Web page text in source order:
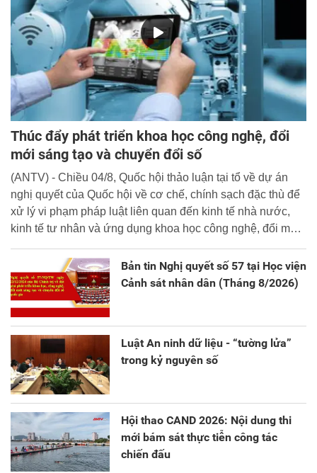
Thúc đẩy phát triển khoa học công nghệ, đổi
mới sáng tạo và chuyển đổi số
(ANTV) - Chiều 04/8, Quốc hội thảo luận tại tổ về dự án
nghị quyết của Quốc hội về cơ chế, chính sạch đặc thù để
xử lý vi phạm pháp luật liên quan đến kinh tế nhà nước,
kinh tế tư nhân và ứng dụng khoa học công nghệ, đổi mới
Bản tin Nghị quyết số 57 tại Học viện
Cảnh sát nhân dân (Tháng 8/2026)
Luật An ninh dữ liệu - “tường lửa”
trong kỷ nguyên số
Hội thao CAND 2026: Nội dung thi
mới bám sát thực tiễn công tác
chiến đấu